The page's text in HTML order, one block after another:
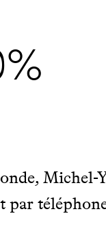
Michel-